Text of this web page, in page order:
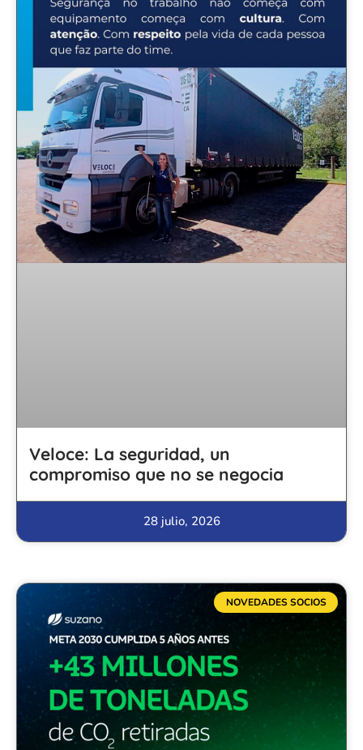
Veloce: La seguridad, un
compromiso que no se negocia
28 julio, 2026
NOVEDADES SOCIOS